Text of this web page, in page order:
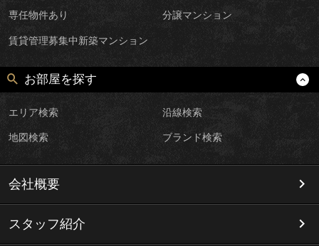
専任物件あり 分譲マンション
賃貸管理募集中新築マンション
お部屋を探す
エリア検索 沿線検索
地図検索 ブランド検索
会社概要
スタッフ紹介